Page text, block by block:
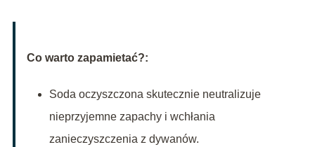
Co warto zapamietać?:
Soda oczyszczona skutecznie neutralizuje
nieprzyjemne zapachy i wchłania
zanieczyszczenia z dywanów.